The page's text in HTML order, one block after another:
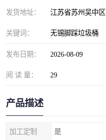
发货地址： 江苏省苏州吴中区
关键词： 无锡脚踩垃圾桶
发布日期： 2026-08-09
阅 读 量： 29
产品描述
加工定制 是